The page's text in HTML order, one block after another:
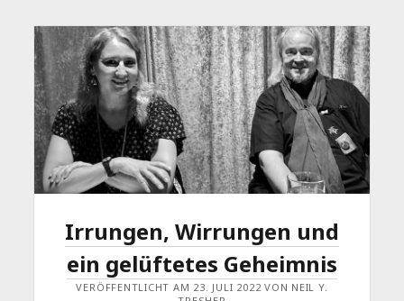
Irrungen, Wirrungen und
ein gelüftetes Geheimnis
VERÖFFENTLICHT AM 23. JULI 2022 VON NEIL Y.